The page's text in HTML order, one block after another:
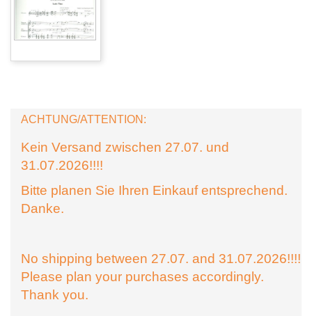
ACHTUNG/ATTENTION:
Kein Versand zwischen 27.07. und
31.07.2026!!!!
Bitte planen Sie Ihren Einkauf entsprechend.
Danke.
No shipping between 27.07. and 31.07.2026!!!!
Please plan your purchases accordingly.
Thank you.